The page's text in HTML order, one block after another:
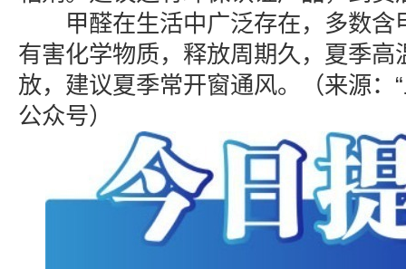
甲醛在生活中广泛存在，多数含
有害化学物质，释放周期久，夏季高
放，建议夏季常开窗通风。（来源：
公众号）